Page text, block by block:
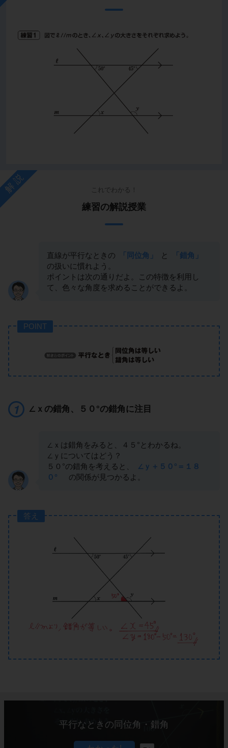
解説 これでわかる！
練習の解説授業
直線が平行なときの 「同位角」 と
「錯角」
の扱いに慣れよう。
ポイントは次の通りだよ。この特徴を利用し
て、色々な角度を求めることができるよ。
POINT
∠ｘの錯角、５０°の錯角に注目
∠ｘは錯角をみると、４５°とわかるね。
∠ｙについてはどう？
５０°の錯角を考えると、
∠ｙ＋５０°＝１８
０°
の関係が見つかるよ。
答え
平行なときの同位角・錯角